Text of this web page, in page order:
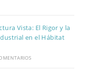
Vista: El Rigor y la
en el Hábitat